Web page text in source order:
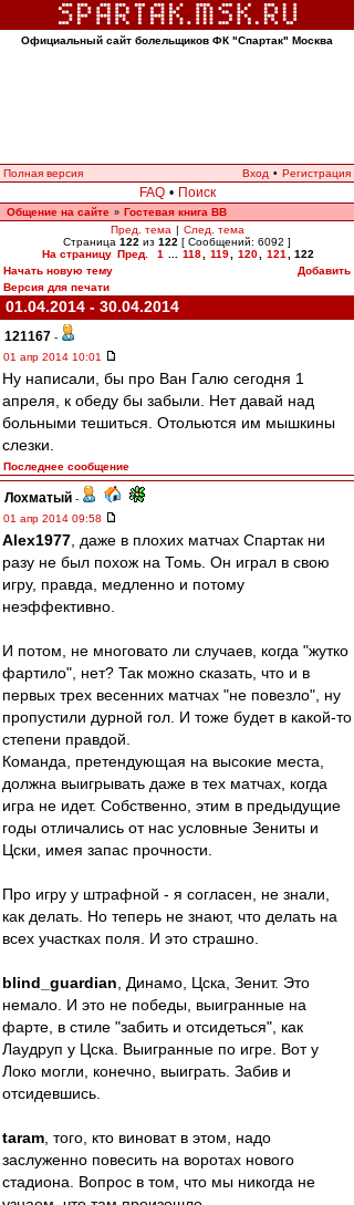
Официальный сайт болельщиков ФК "Спартак" Москва
Полная версия Вход • Регистрация
FAQ • Поиск
Общение на сайте » Гостевая книга ВВ
Пред. тема | След. тема
Страница 122 из 122 [ Сообщений: 6092 ]
На страницу Пред. 1 118 119 120 121
122
Начать новую тему
Добавить
Версия для печати
01.04.2014 - 30.04.2014
121167 -
01 апр 2014 10:01
Ну написали, бы про Ван Галю сегодня 1
апреля, к обеду бы забыли. Нет давай над
больными тешиться. Отольются им мышкины
слезки.
Последнее сообщение
Лохматый -
01 апр 2014 09:58
Alex1977 , даже в плохих матчах Спартак ни
разу не был похож на Томь. Он играл в свою
игру, правда, медленно и потому
неэффективно.
И потом, не многовато ли случаев, когда "жутко
фартило", нет? Так можно сказать, что и в
первых трех весенних матчах "не повезло", ну
пропустили дурной гол. И тоже будет в какой-то
степени правдой.
Команда, претендующая на высокие места,
должна выигрывать даже в тех матчах, когда
игра не идет. Собственно, этим в предыдущие
годы отличались от нас условные Зениты и
Цски, имея запас прочности.
Про игру у штрафной - я согласен, не знали,
как делать. Но теперь не знают, что делать на
всех участках поля. И это страшно.
blind_guardian , Динамо, Цска, Зенит. Это
немало. И это не победы, выигранные на
фарте, в стиле "забить и отсидеться", как
Лаудруп у Цска. Выигранные по игре. Вот у
Локо могли, конечно, выиграть. Забив и
отсидевшись.
taram , того, кто виноват в этом, надо
заслуженно повесить на воротах нового
стадиона. Вопрос в том, что мы никогда не